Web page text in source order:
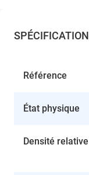
Référence
État physique
Densité